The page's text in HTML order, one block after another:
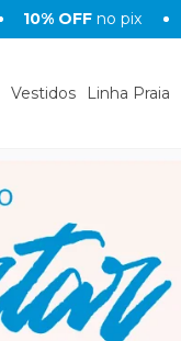
10% OFF no pix
Vestidos Linha Praia